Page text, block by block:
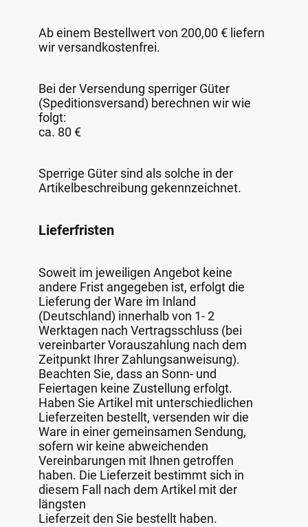
Ab einem Bestellwert von 200,00 € liefern
wir versandkostenfrei.
Bei der Versendung sperriger Güter
(Speditionsversand) berechnen wir wie
folgt:
ca. 80 €
Sperrige Güter sind als solche in der
Artikelbeschreibung gekennzeichnet.
Lieferfristen
Soweit im jeweiligen Angebot keine
andere Frist angegeben ist, erfolgt die
Lieferung der Ware im Inland
(Deutschland) innerhalb von 1- 2
Werktagen nach Vertragsschluss (bei
vereinbarter Vorauszahlung nach dem
Zeitpunkt Ihrer Zahlungsanweisung).
Beachten Sie, dass an Sonn- und
Feiertagen keine Zustellung erfolgt.
Haben Sie Artikel mit unterschiedlichen
Lieferzeiten bestellt, versenden wir die
Ware in einer gemeinsamen Sendung,
sofern wir keine abweichenden
Vereinbarungen mit Ihnen getroffen
haben. Die Lieferzeit bestimmt sich in
diesem Fall nach dem Artikel mit der
längsten
Lieferzeit den Sie bestellt haben.